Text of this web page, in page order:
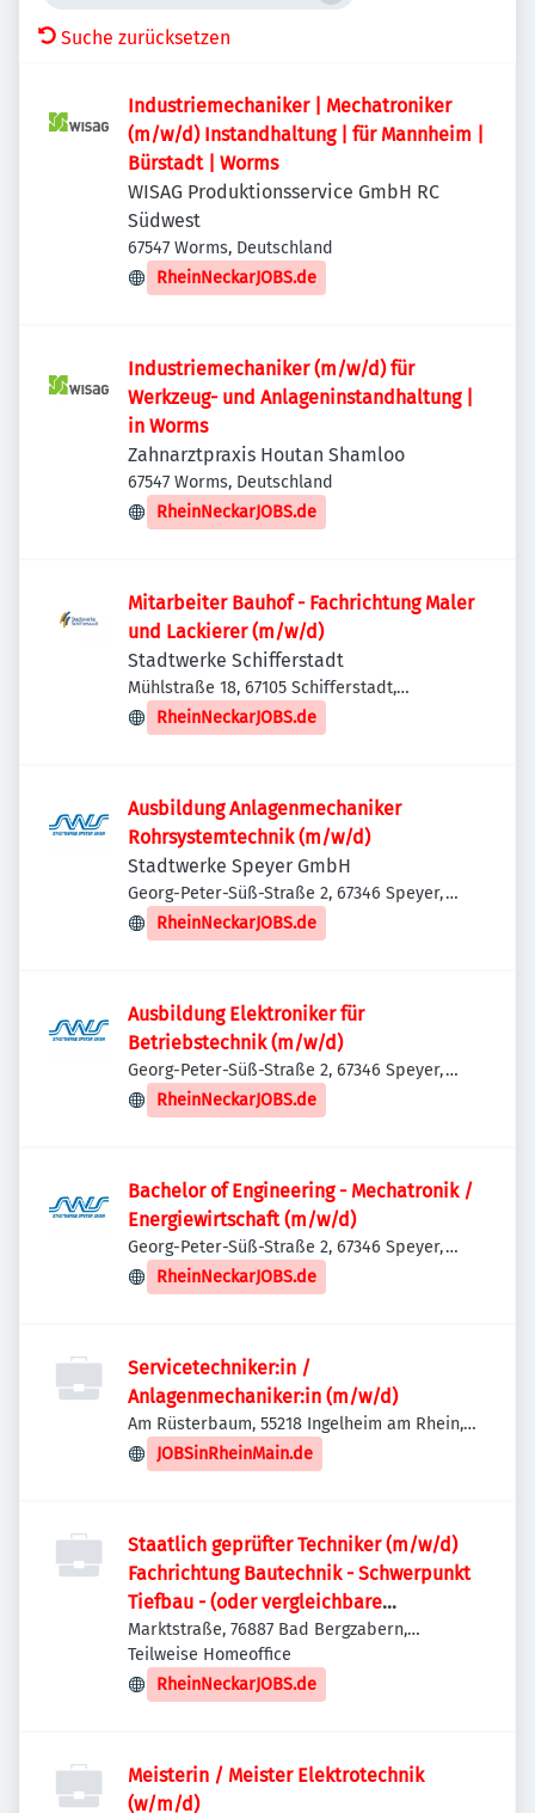
Suche zurücksetzen
Industriemechaniker | Mechatroniker
(m/w/d) Instandhaltung | für Mannheim |
Bürstadt | Worms
WISAG Produktionsservice GmbH RC
Südwest
67547 Worms, Deutschland
RheinNeckarJOBS.de
Industriemechaniker (m/w/d) für
Werkzeug- und Anlageninstandhaltung |
in Worms
Zahnarztpraxis Houtan Shamloo
67547 Worms, Deutschland
RheinNeckarJOBS.de
Mitarbeiter Bauhof - Fachrichtung Maler
und Lackierer (m/w/d)
Stadtwerke Schifferstadt
Mühlstraße 18, 67105 Schifferstadt,
Deutschland
RheinNeckarJOBS.de
Ausbildung Anlagenmechaniker
Rohrsystemtechnik (m/w/d)
Stadtwerke Speyer GmbH
Georg-Peter-Süß-Straße 2, 67346 Speyer,
Deutschland
RheinNeckarJOBS.de
Ausbildung Elektroniker für
Betriebstechnik (m/w/d)
Georg-Peter-Süß-Straße 2, 67346 Speyer,
Deutschland
RheinNeckarJOBS.de
Bachelor of Engineering - Mechatronik /
Energiewirtschaft (m/w/d)
Georg-Peter-Süß-Straße 2, 67346 Speyer,
Deutschland
RheinNeckarJOBS.de
Servicetechniker:in /
Anlagenmechaniker:in (m/w/d)
Am Rüsterbaum, 55218 Ingelheim am Rhein,
Deutschland
JOBSinRheinMain.de
Staatlich geprüfter Techniker (m/w/d)
Fachrichtung Bautechnik - Schwerpunkt
Tiefbau - (oder vergleichbare
Qualifikation)
Marktstraße, 76887 Bad Bergzabern,
Deutschland
Teilweise Homeoffice
RheinNeckarJOBS.de
Meisterin / Meister Elektrotechnik
(w/m/d)